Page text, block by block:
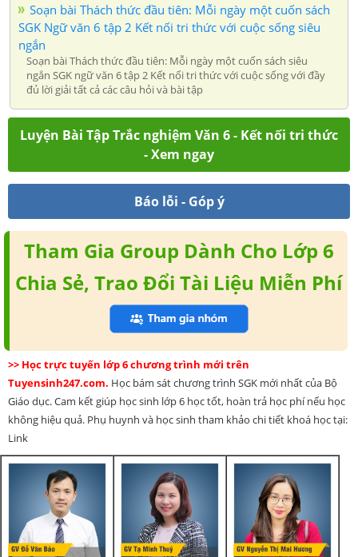
Soạn bài Thách thức đầu tiên: Mỗi ngày một cuốn sách
SGK Ngữ văn 6 tập 2 Kết nối tri thức với cuộc sống siêu
ngắn
Soạn bài Thách thức đầu tiên: Mỗi ngày một cuốn sách siêu
ngắn SGK ngữ văn 6 tập 2 Kết nối tri thức với cuộc sống với đầy
đủ lời giải tất cả các câu hỏi và bài tập
Luyện Bài Tập Trắc nghiệm Văn 6 - Kết nối tri thức
- Xem ngay
Báo lỗi - Góp ý
Tham Gia Group Dành Cho Lớp 6
Chia Sẻ, Trao Đổi Tài Liệu Miễn Phí
>> Học trực tuyến lớp 6 chương trình mới trên
Tuyensinh247.com. Học bám sát chương trình SGK mới nhất của Bộ
Giáo dục. Cam kết giúp học sinh lớp 6 học tốt, hoàn trả học phí nếu học
không hiệu quả. Phụ huynh và học sinh tham khảo chi tiết khoá học tại:
Link